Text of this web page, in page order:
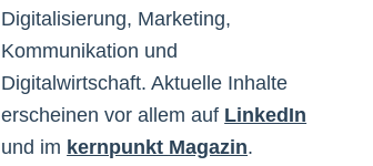
Digitalisierung, Marketing,
Kommunikation und
Digitalwirtschaft. Aktuelle Inhalte
erscheinen vor allem auf LinkedIn
und im kernpunkt Magazin.